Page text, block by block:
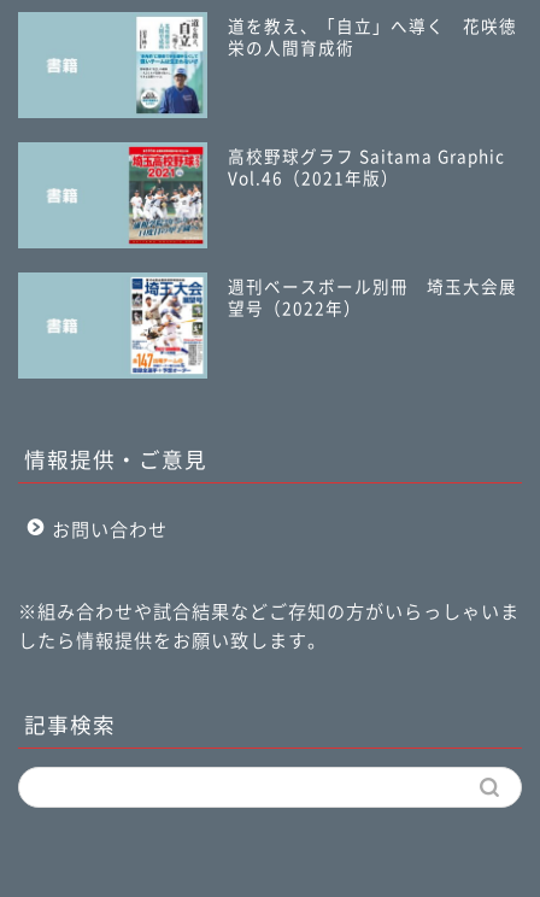
道を教え、「自立」へ導く 花咲徳
栄の人間育成術
高校野球グラフ Saitama Graphic
Vol.46（2021年版）
週刊ベースボール別冊 埼玉大会展
望号（2022年）
情報提供・ご意見
お問い合わせ
※組み合わせや試合結果などご存知の方がいらっしゃいま
したら情報提供をお願い致します。
記事検索